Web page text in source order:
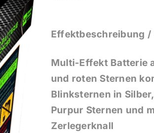
Effektbeschreibung /
Multi-Effekt Batterie
und roten Sternen
Blinksternen in
Purpur Sternen und
Zerlegerknall